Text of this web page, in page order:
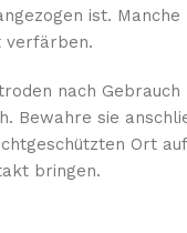
ist.
verfärben.
nach Gebrauch
Bewahre sie
Ort
bringen.